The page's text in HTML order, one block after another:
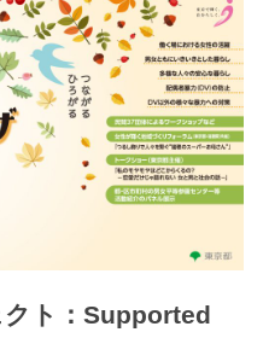
ト：Supported